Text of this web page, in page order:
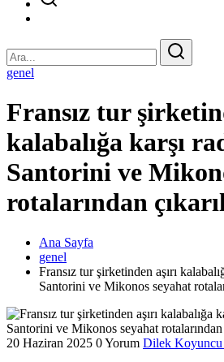
genel
Fransız tur
kalabalığa karşı
Santorini ve
rotalarından
Ana Sayfa
genel
Fransız tur şirketinden aşırı
Santorini ve Mikonos seyahat
20 Haziran 2025 0 Yorum Dilek Koyuncu